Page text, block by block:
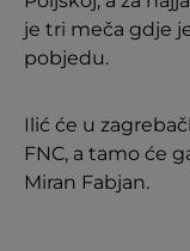
je tri meča gdje
pobjedu.
Ilić će u
FNC, a tamo će
Miran Fabjan.